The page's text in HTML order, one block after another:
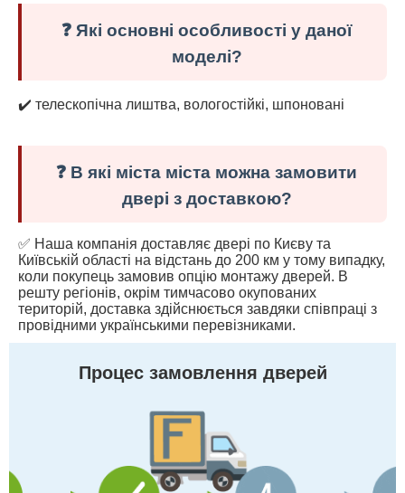
❓ Які основні особливості у даної
моделі?
✔️ телескопічна лиштва, вологостійкі, шпоновані
❓ В які міста міста можна замовити
двері з доставкою?
✅ Наша компанія доставляє двері по Києву та
Київській області на відстань до 200 км у тому випадку,
коли покупець замовив опцію монтажу дверей. В
решту регіонів, окрім тимчасово окупованих
територій, доставка здійснюється завдяки співпраці з
провідними українськими перевізниками.
Процес замовлення дверей